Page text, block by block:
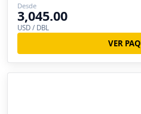
Desde
3,045.00
USD / DBL
VER